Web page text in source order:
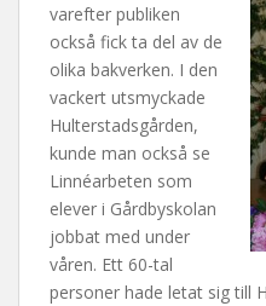
varefter publiken
också fick ta del av de
olika bakverken. I den
vackert utsmyckade
Hulterstadsgården,
kunde man också se
Linnéarbeten som
elever i Gårdbyskolan
jobbat med under
våren. Ett 60-tal
personer hade letat sig till